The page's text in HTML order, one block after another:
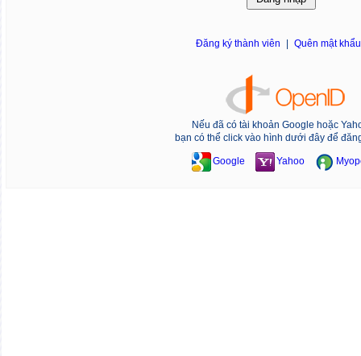
Đăng ký thành viên Quên mật
Nếu đã có tài khoản Google hoặc
bạn có thể click vào hình dưới đây để
Google Yahoo